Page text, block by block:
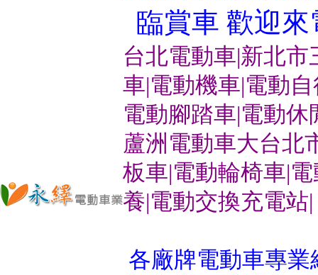
臨賞車 歡迎來
台北電動車|新北
車|電動機車|電動
電動腳踏車|電動休
蘆洲電動車大台北
板車|電動輪椅車|
養|電動交換充電站|
各廠牌電動車專業